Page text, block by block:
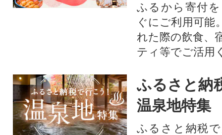
ふるから寄付
ぐにご利用可能
れた際の飲食、
ティ等でご活用
ふるさと納
温泉地特集
ふるさと納税